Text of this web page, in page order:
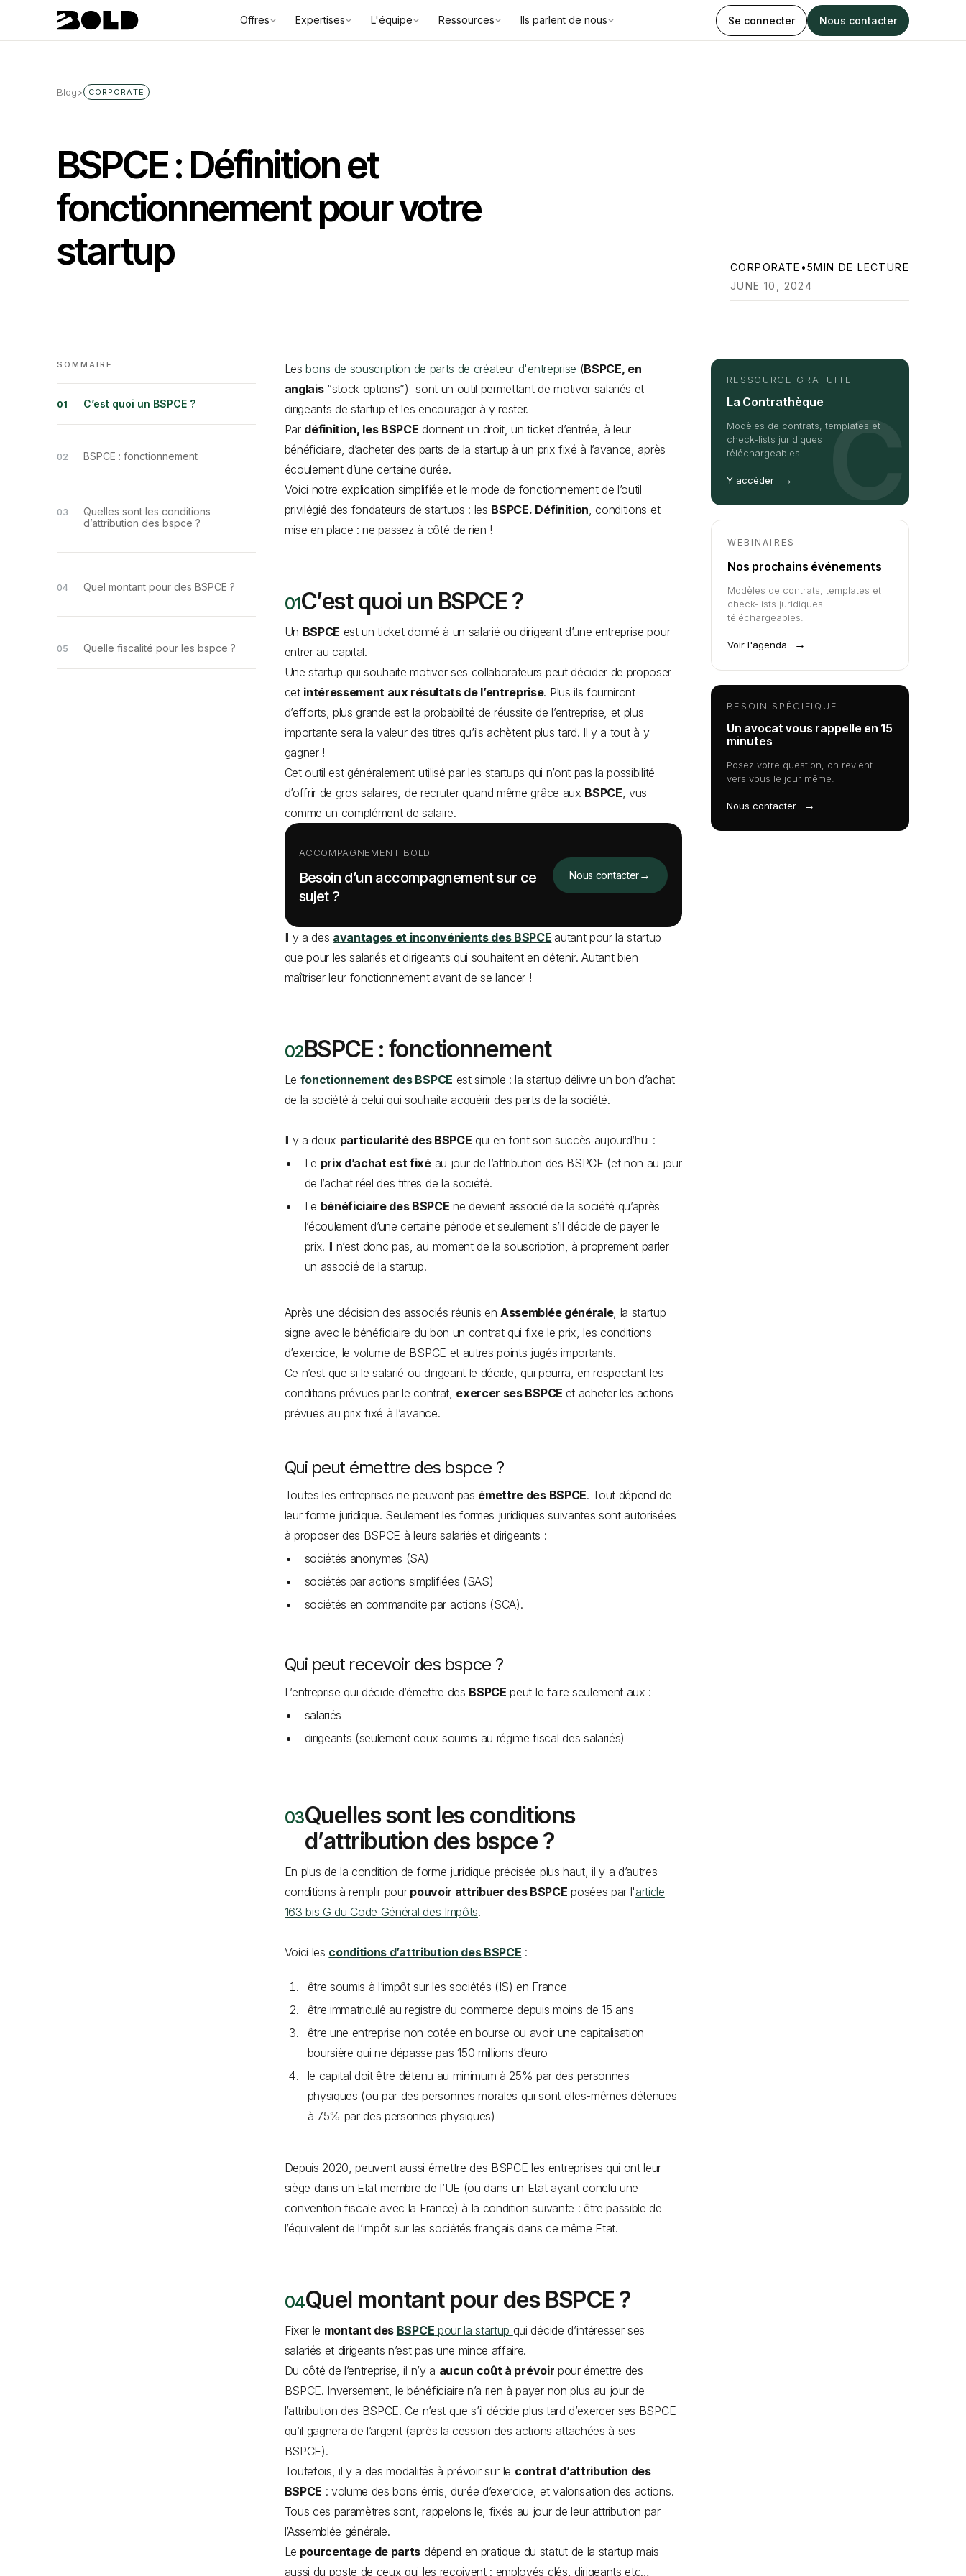
Offres Expertises L'équipe Ressources Ils parlent de nous Se connecter Nous contacter
Blog> CORPORATE
BSPCE : Définition et
fonctionnement pour votre
startup
CORPORATE •5MIN DE LECTURE
JUNE 10, 2024
SOMMAIRE
C’est quoi un BSPCE ?
BSPCE : fonctionnement
Quelles sont les conditions
d’attribution des bspce ?
Quel montant pour des BSPCE ?
Quelle fiscalité pour les bspce ?
Lesbons de souscription de parts de créateur d'entreprise (BSPCE, en
anglais“stock options”) sont un outil permettant de motiver salariés et
dirigeants de startup et les encourager à y rester.
Par définition, les BSPCE donnent un droit, un ticket d’entrée, à leur
bénéficiaire, d’acheter des parts de la startup à un prix fixé à l’avance, après
écoulement d’une certaine durée.
Voici notre explication simplifiée et le mode de fonctionnement de l’outil
privilégié des fondateurs de startups : les BSPCE. Définition, conditions et
mise en place : ne passez à côté de rien !
C’est quoi un BSPCE ?
Un BSPCE est un ticket donné à un salarié ou dirigeant d’une entreprise pour
entrer au capital.
Une startup qui souhaite motiver ses collaborateurs peut décider de proposer
cet intéressement aux résultats de l’entreprise. Plus ils fourniront
d’efforts, plus grande est la probabilité de réussite de l’entreprise, et plus
importante sera la valeur des titres qu’ils achètent plus tard. Il y a tout à y
gagner !
Cet outil est généralement utilisé par les startups qui n’ont pas la possibilité
d’offrir de gros salaires, de recruter quand même grâce aux BSPCE, vus
comme un complément de salaire.
ACCOMPAGNEMENT BOLD
Besoin d’un accompagnement sur ce
sujet ?
Nous contacter→
Il y a des avantages et inconvénients des BSPCE autant pour la startup
que pour les salariés et dirigeants qui souhaitent en détenir. Autant bien
maîtriser leur fonctionnement avant de se lancer !
BSPCE : fonctionnement
Le fonctionnement des BSPCE est simple : la startup délivre un bon d’achat
de la société à celui qui souhaite acquérir des parts de la société.
Il y a deux particularité des BSPCE qui en font son succès aujourd’hui :
Le prix d’achat est fixéau jour de l’attribution des BSPCE (et non au jour
de l’achat réel des titres de la société.
Le bénéficiaire des BSPCE ne devient associé de la société qu’après
l’écoulement d’une certaine période et seulement s’il décide de payer le
prix. Il n’est donc pas, au moment de la souscription, à proprement parler
un associé de la startup.
Après une décision des associés réunis enAssemblée générale, la startup
signe avec le bénéficiaire du bon un contrat qui fixe le prix, les conditions
d’exercice, le volume de BSPCE et autres points jugés importants.
Ce n’est que si le salarié ou dirigeant le décide, qui pourra, en respectant les
conditions prévues par le contrat, exercer ses BSPCE et acheter les actions
prévues au prix fixé à l’avance.
Qui peut émettre des bspce ?
Toutes les entreprises ne peuvent pas émettre des BSPCE. Tout dépend de
leur forme juridique. Seulement les formes juridiques suivantes sont autorisées
à proposer des BSPCE à leurs salariés et dirigeants :
sociétés anonymes (SA)
sociétés par actions simplifiées (SAS)
sociétés en commandite par actions (SCA).
Qui peut recevoir des bspce ?
L’entreprise qui décide d’émettre des BSPCE peut le faire seulement aux :
salariés
dirigeants (seulement ceux soumis au régime fiscal des salariés)
Quelles sont les conditions
d’attribution des bspce ?
En plus de la condition de forme juridique précisée plus haut, il y a d’autres
conditions à remplir pourpouvoir attribuer des BSPCE posées par l'article
163 bis G du Code Général des Impôts.
Voici les conditions d’attribution des BSPCE :
être soumis à l’impôt sur les sociétés (IS) en France
être immatriculé au registre du commerce depuis moins de 15 ans
être une entreprise non cotée en bourse ou avoir une capitalisation
boursière qui ne dépasse pas 150 millions d’euro
le capital doit être détenu au minimum à 25% par des personnes
physiques (ou par des personnes morales qui sont elles-mêmes détenues
à 75% par des personnes physiques)
Depuis 2020, peuvent aussi émettre des BSPCE les entreprises qui ont leur
siège dans un Etat membre de l’UE (ou dans un Etat ayant conclu une
convention fiscale avec la France) à la condition suivante : être passible de
l’équivalent de l’impôt sur les sociétés français dans ce même Etat.
Quel montant pour des BSPCE ?
Fixer le montant des BSPCE pour la startup qui décide d’intéresser ses
salariés et dirigeants n’est pas une mince affaire.
Du côté de l’entreprise, il n’y a aucun coût à prévoir pour émettre des
BSPCE. Inversement, le bénéficiaire n’a rien à payer non plus au jour de
l’attribution des BSPCE. Ce n’est que s’il décide plus tard d’exercer ses BSPCE
qu’il gagnera de l’argent (après la cession des actions attachées à ses
BSPCE).
Toutefois, il y a des modalités à prévoir sur le contrat d’attribution des
BSPCE : volume des bons émis, durée d’exercice, et valorisation des actions.
Tous ces paramètres sont, rappelons le, fixés au jour de leur attribution par
l’Assemblée générale.
Le pourcentage de parts dépend en pratique du statut de la startup mais
aussi du poste de ceux qui les reçoivent : employés clés, dirigeants etc…
RESSOURCE GRATUITE
La Contrathèque
Modèles de contrats, templates et
check-lists juridiques
téléchargeables.
Y accéder → C
WEBINAIRES
Nos prochains événements
Modèles de contrats, templates et
check-lists juridiques
téléchargeables.
Voir l'agenda →
BESOIN SPÉCIFIQUE
Un avocat vous rappelle en 15
minutes
Posez votre question, on revient
vers vous le jour même.
Nous contacter →